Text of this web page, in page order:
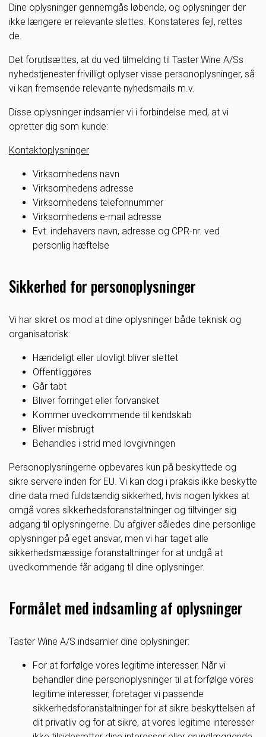
Dine oplysninger gennemgås løbende, og oplysninger der
ikke længere er relevante slettes. Konstateres fejl, rettes
de.
Det forudsættes, at du ved tilmelding til Taster Wine A/Ss
nyhedstjenester frivilligt oplyser visse personoplysninger, så
vi kan fremsende relevante nyhedsmails m.v.
Disse oplysninger indsamler vi i forbindelse med, at vi
opretter dig som kunde:
Kontaktoplysninger
Virksomhedens navn
Virksomhedens adresse
Virksomhedens telefonnummer
Virksomhedens e-mail adresse
Evt. indehavers navn, adresse og CPR-nr. ved
personlig hæftelse
Sikkerhed for personoplysninger
Vi har sikret os mod at dine oplysninger både teknisk og
organisatorisk:
Hændeligt eller ulovligt bliver slettet
Offentliggøres
Går tabt
Bliver forringet eller forvansket
Kommer uvedkommende til kendskab
Bliver misbrugt
Behandles i strid med lovgivningen
Personoplysningerne opbevares kun på beskyttede og
sikre servere inden for EU. Vi kan dog i praksis ikke beskytte
dine data med fuldstændig sikkerhed, hvis nogen lykkes at
omgå vores sikkerhedsforanstaltninger og tiltvinger sig
adgang til oplysningerne. Du afgiver således dine personlige
oplysninger på eget ansvar, men vi har taget alle
sikkerhedsmæssige foranstaltninger for at undgå at
uvedkommende får adgang til dine oplysninger.
Formålet med indsamling af oplysninger
Taster Wine A/S indsamler dine oplysninger:
For at forfølge vores legitime interesser. Når vi
behandler dine personoplysninger til at forfølge vores
legitime interesser, foretager vi passende
sikkerhedsforanstaltninger for at sikre beskyttelsen af
dit privatliv og for at sikre, at vores legitime interesser